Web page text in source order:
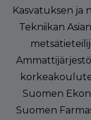
Kasvatuksen ja
Tekniikan
Suomen
Suomen